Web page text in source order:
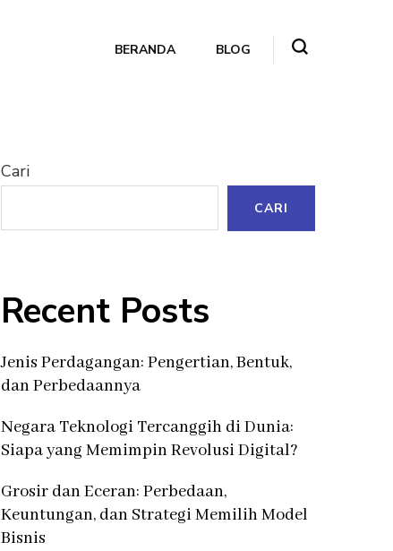
BERANDA BLOG
Cari
CARI
Recent Posts
Jenis Perdagangan: Pengertian, Bentuk,
dan Perbedaannya
Negara Teknologi Tercanggih di Dunia:
Siapa yang Memimpin Revolusi Digital?
Grosir dan Eceran: Perbedaan,
Keuntungan, dan Strategi Memilih Model
Bisnis